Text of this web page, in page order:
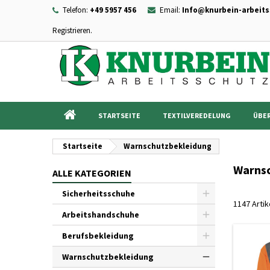
Telefon: +49 5957 456 Email: Info@knurbein-
Registrieren.
STARTSEITE TEXTILVEREDELUNG
Startseite Warnschutzbekleidung
ALLE KATEGORIEN
Sicherheitsschuhe
Arbeitshandschuhe
Berufsbekleidung
Warnschutzbekleidung
1147
add_circle_outline